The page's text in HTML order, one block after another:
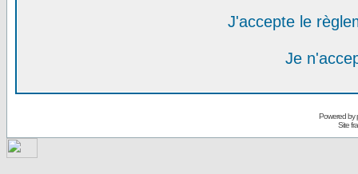
J'accepte le
Je
Powered by
Site